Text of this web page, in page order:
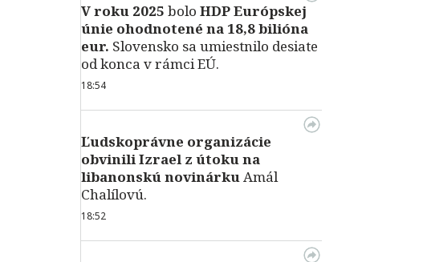
V roku 2025 bolo HDPEurópskej
únie ohodnotené na 18,8 bilióna
eur. Slovensko sa umiestnilo desiate
od konca v rámci EÚ.
18:54
Ľudskoprávne organizácie
obvinili Izrael z útoku na
libanonskú novinárkuAmál
Chalílovú.
18:52